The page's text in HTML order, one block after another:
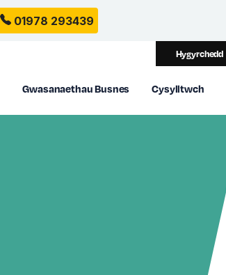
01978 293439
Hygyrchedd
Gwasanaethau Busnes Cysylltwch